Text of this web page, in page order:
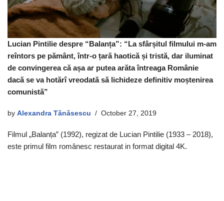
Lucian Pintilie despre “Balanța”: “La sfârșitul filmului m-am
reîntors pe pământ, într-o țară haotică și tristă, dar iluminat
de convingerea că așa ar putea arăta întreaga Românie
dacă se va hotărî vreodată să lichideze definitiv moștenirea
comunistă”
by Alexandra Tănăsescu October 27, 2019
Filmul „Balanța” (1992), regizat de Lucian Pintilie (1933 – 2018),
este primul film românesc restaurat in format digital 4K.